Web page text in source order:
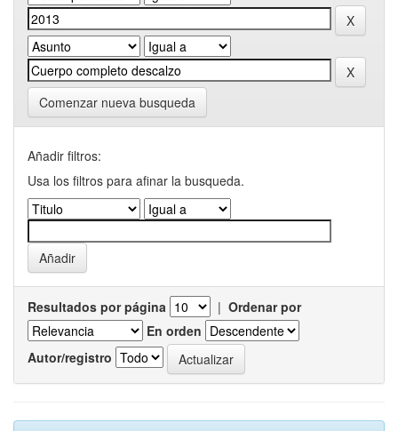
Comenzar nueva busqueda
Añadir filtros:
Usa los filtros para afinar la busqueda.
Resultados por página | Ordenar por
En orden
Autor/registro